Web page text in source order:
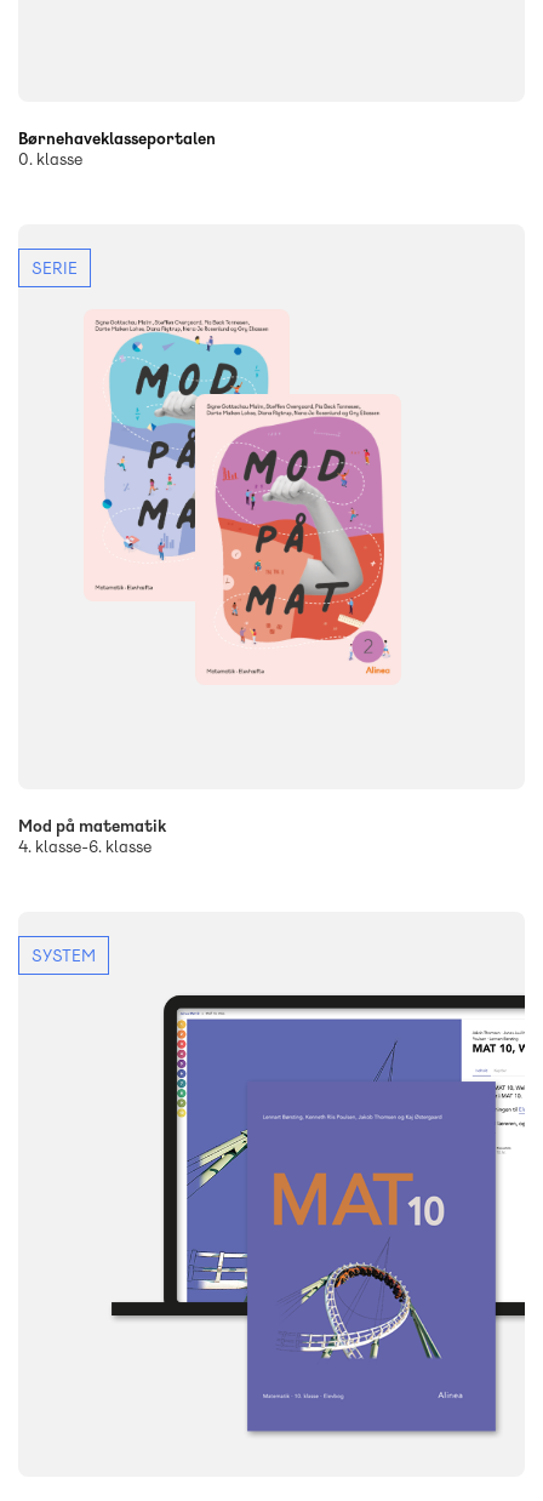
Børnehaveklasseportalen
0. klasse
SERIE
Mod på matematik
4. klasse-6. klasse
SYSTEM